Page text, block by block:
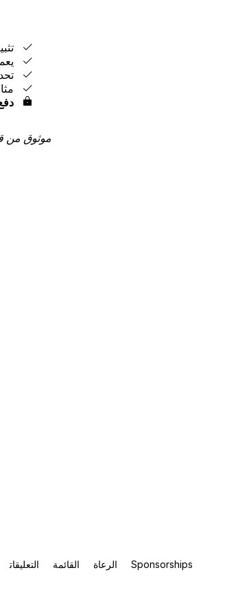
موثوق من
Sponsorships الرعاة القائمة التعليقات